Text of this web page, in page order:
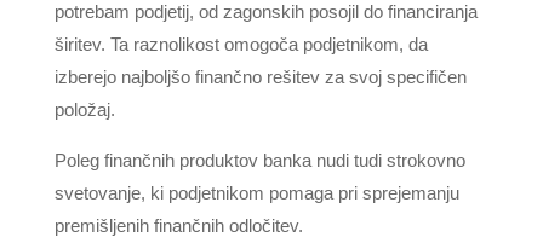
potrebam podjetij, od zagonskih posojil do financiranja
širitev. Ta raznolikost omogoča podjetnikom, da
izberejo najboljšo finančno rešitev za svoj specifičen
položaj.
Poleg finančnih produktov banka nudi tudi strokovno
svetovanje, ki podjetnikom pomaga pri sprejemanju
premišljenih finančnih odločitev.